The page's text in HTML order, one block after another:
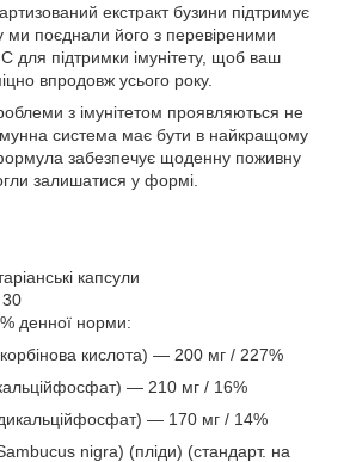
екстракт бузини підтримує
ми поєднали його з перевіреними
для підтримки імунітету, щоб ваш
впродовж усього року.
з імунітетом проявляються не
система має бути в найкращому
забезпечує щоденну поживну
залишатися у формі.
капсули
30
% денної норми:
кислота) — 200 мг / 227%
— 210 мг / 16%
— 170 мг / 14%
nigra) (пліди) (стандарт. на